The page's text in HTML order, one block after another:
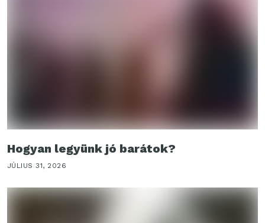
Hogyan legyünk jó barátok?
JÚLIUS 31, 2026